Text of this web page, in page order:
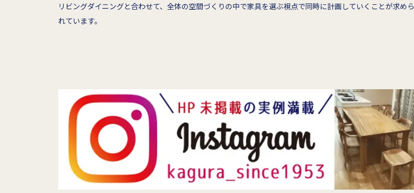
リビングダイニングと合わせて、全体の空間づくりの中で家具を選ぶ視点で同時に計画していくことが求めら
れています。